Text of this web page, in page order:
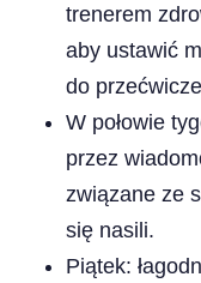
trenerem
aby ustawić
do
W połowie
przez
związane ze
się nasili.
Piątek: